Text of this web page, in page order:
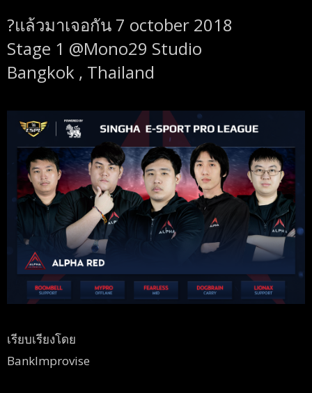
?แล้วมาเจอกัน 7 october 2018
Stage 1 @Mono29 Studio
Bangkok , Thailand
เรียบเรียงโดย
BankImprovise